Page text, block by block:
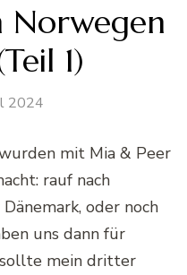
Norwegen
1)
2024
mit Mia & Peer
rauf nach
oder noch
uns dann für
mein dritter